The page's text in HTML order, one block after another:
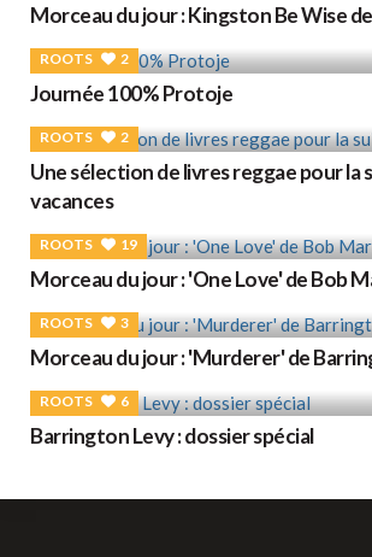
Morceau du jour : Kingston Be Wise
ROOTS 2
Journée 100% Protoje
ROOTS 2
Une sélection de livres reggae pour la
vacances
ROOTS 19
Morceau du jour : 'One Love' de Bob
ROOTS 3
Morceau du jour : 'Murderer' de
ROOTS 6
Barrington Levy : dossier spécial